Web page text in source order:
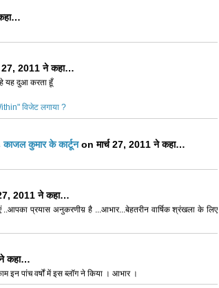
27, 2011 ने कहा…
यह दुआ करता हूँ
विजेट लगाया ?
कुमार के कार्टूनon मार्च 27, 2011 ने कहा…
2011 ने कहा…
..आपका प्रयास अनुकरणीय़ है ...आभार...बेहतरीन वार्षिक श्रंखला के लिए
कहा…
इन पांच वर्षों में इस ब्लॉग ने किया । आभार ।